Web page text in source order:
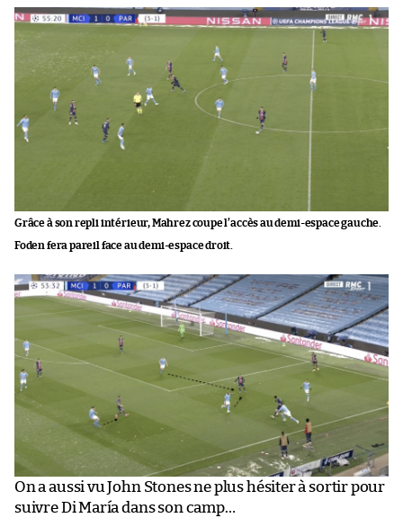
Grâce à son repli intérieur, Mahrez coupe l’accès au demi-espace gauche.
Foden fera pareil face au demi-espace droit.
On a aussi vu John Stones ne plus hésiter à sortir pour
suivre Di María dans son camp…